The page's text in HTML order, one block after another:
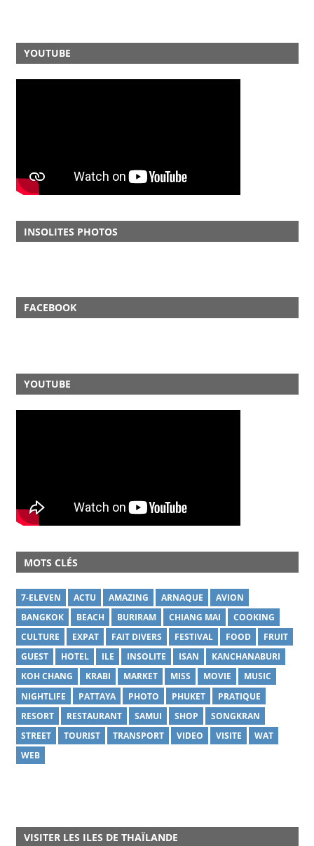
YOUTUBE
INSOLITES PHOTOS
FACEBOOK
YOUTUBE
MOTS CLÉS
7-ELEVEN ACTU AMAZING ARNAQUE
AVION
BANGKOK
BEACH BURIRAM CHIANG MAI
COOKING
CULTURE
EXPAT FAIT DIVERS FESTIVAL FOOD
FRUIT
GUEST
HOTEL ILE INSOLITE ISAN
KANCHANABURI
KOH CHANG
KRABI MARKET MISS MOVIE
MUSIC
NIGHTLIFE
PATTAYA PHOTO PHUKET
PRATIQUE
RESORT
RESTAURANT SAMUI SHOP
SONGKRAN
STREET
TOURIST TRANSPORT VIDEO VISITE
WAT
WEB
VISITER LES ILES DE THAÏLANDE